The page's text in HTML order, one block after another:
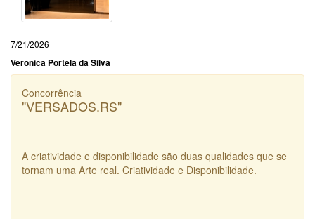
7/21/2026
Veronica Portela da Silva
Concorrência
"VERSADOS.RS"
A criatividade e disponibilidade são duas qualidades que se
tornam uma Arte real. Criatividade e Disponibilidade.